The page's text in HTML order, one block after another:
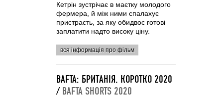
Кетрін зустрічає в маєтку молодого
фермера, й між ними спалахує
пристрасть, за яку обидвоє готові
заплатити надто високу ціну.
вся інформація про фільм
BAFTA: БРИТАНІЯ. КОРОТКО 2020
/ BAFTA SHORTS 2020